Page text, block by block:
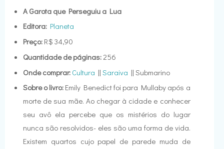
A Garota que Perseguiu a Lua
Editora: Planeta
Preço: R$ 34,90
Quantidade de páginas: 256
Onde comprar: Cultura || Saraiva || Submarino
Sobre o livro: Emily Benedict foi para Mullaby após a
morte de sua mãe. Ao chegar à cidade e conhecer
seu avô ela percebe que os mistérios do lugar
nunca são resolvidos- eles são uma forma de vida.
Existem quartos cujo papel de parede muda de